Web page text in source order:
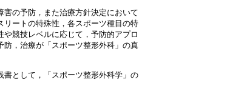
の予防，また治療方針決定において
リートの特殊性，各スポーツ種目の特
競技レベルに応じて，予防的アプロ
，治療が「スポーツ整形外科」の真
として，「スポーツ整形外科学」の